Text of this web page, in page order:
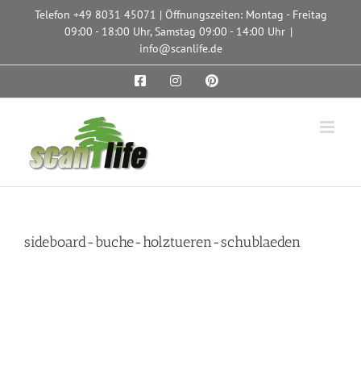
Telefon +49 8031 45071 | Öffnungszeiten: Montag - Freitag
09:00 - 18:00 Uhr, Samstag 09:00 - 14:00 Uhr |
info@scanlife.de
FacebookInstagramPinterest
sideboard-buche-holztueren-schublaeden